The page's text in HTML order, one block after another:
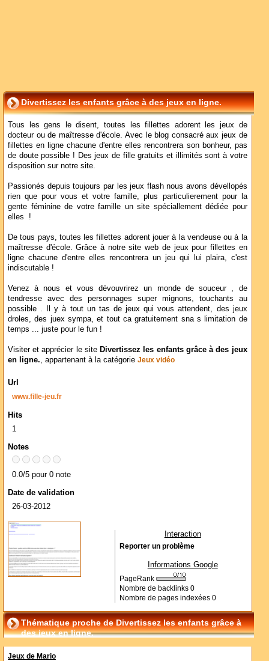
Divertissez les enfants grâce à des jeux en ligne.
Tous les gens le disent, toutes les fillettes adorent les jeux de
docteur ou de maîtresse d'école. Avec le blog consacré aux jeux de
fillettes en ligne chacune d'entre elles rencontrera son bonheur, pas
de doute possible ! Des jeux de fille gratuits et illimités sont à votre
disposition sur notre site.
Passionés depuis toujours par les jeux flash nous avons dévellopés
rien que pour vous et votre famille, plus particulierement pour la
gente féminine de votre famille un site spéciallement dédiée pour
elles !
De tous pays, toutes les fillettes adorent jouer à la vendeuse ou à la
maîtresse d'école. Grâce à notre site web de jeux pour fillettes en
ligne chacune d'entre elles rencontrera un jeu qui lui plaira, c'est
indiscutable !
Venez à nous et vous dévouvrirez un monde de souceur , de
tendresse avec des personnages super mignons, touchants au
possible . Il y à tout un tas de jeux qui vous attendent, des jeux
droles, des juex sympa, et tout ca gratuitement sna s limitation de
temps ... juste pour le fun !
Visiter et apprécier le site Divertissez les enfants grâce à des jeux
en ligne., appartenant à la catégorie Jeux vidéo
Url
www.fille-jeu.fr
Hits
1
Notes
0.0/5 pour 0 note
Date de validation
26-03-2012
Interaction
Reporter un problème
Informations Google
PageRank
Nombre de backlinks 0
Nombre de pages indexées 0
Thématique proche de Divertissez les enfants grâce à
des jeux en ligne.
Jeux de Mario